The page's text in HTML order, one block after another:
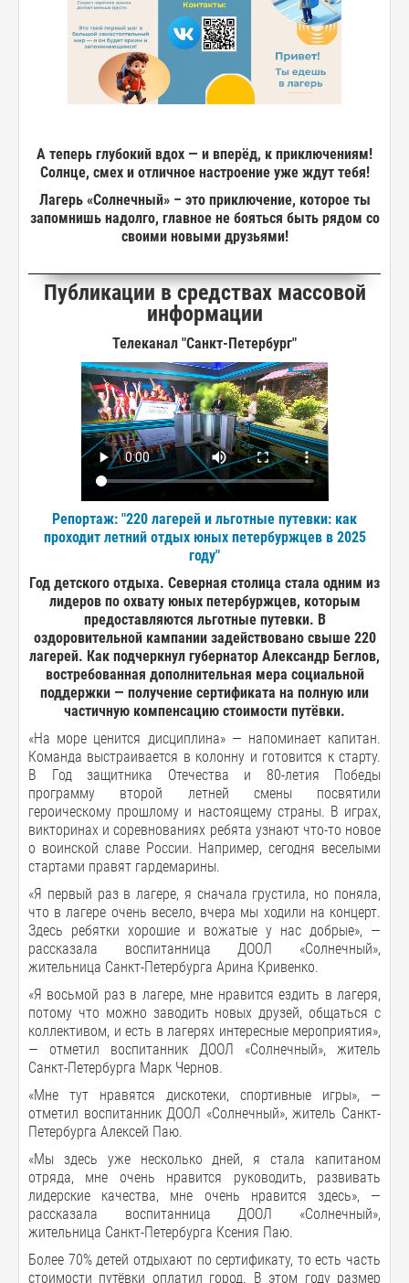
А теперь глубокий вдох — и вперёд, к приключениям!
Солнце, смех и отличное настроение уже ждут тебя!
Лагерь «Солнечный» – это приключение, которое ты
запомнишь надолго, главное не бояться быть рядом со
своими новыми друзьями!
Публикации в средствах массовой
информации
Телеканал "Санкт-Петербург"
Репортаж: "220 лагерей и льготные путевки: как
проходит летний отдых юных петербуржцев в 2025
году"
Год детского отдыха. Северная столица стала одним из
лидеров по охвату юных петербуржцев, которым
предоставляются льготные путевки. В
оздоровительной кампании задействовано свыше 220
лагерей. Как подчеркнул губернатор Александр Беглов,
востребованная дополнительная мера социальной
поддержки — получение сертификата на полную или
частичную компенсацию стоимости путёвки.
«На море ценится дисциплина» — напоминает капитан.
Команда выстраивается в колонну и готовится к старту.
В Год защитника Отечества и 80-летия Победы
программу второй летней смены посвятили
героическому прошлому и настоящему страны. В играх,
викторинах и соревнованиях ребята узнают что-то новое
о воинской славе России. Например, сегодня веселыми
стартами правят гардемарины.
«Я первый раз в лагере, я сначала грустила, но поняла,
что в лагере очень весело, вчера мы ходили на концерт.
Здесь ребятки хорошие и вожатые у нас добрые», —
рассказала воспитанница ДООЛ «Солнечный»,
жительница Санкт-Петербурга Арина Кривенко.
«Я восьмой раз в лагере, мне нравится ездить в лагеря,
потому что можно заводить новых друзей, общаться с
коллективом, и есть в лагерях интересные мероприятия»,
— отметил воспитанник ДООЛ «Солнечный», житель
Санкт-Петербурга Марк Чернов.
«Мне тут нравятся дискотеки, спортивные игры», —
отметил воспитанник ДООЛ «Солнечный», житель Санкт-
Петербурга Алексей Паю.
«Мы здесь уже несколько дней, я стала капитаном
отряда, мне очень нравится руководить, развивать
лидерские качества, мне очень нравится здесь», —
рассказала воспитанница ДООЛ «Солнечный»,
жительница Санкт-Петербурга Ксения Паю.
Более 70% детей отдыхают по сертификату, то есть часть
стоимости путёвки оплатил город. В этом году размер